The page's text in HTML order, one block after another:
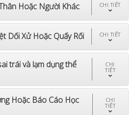
Hoặc Người Khác CHI TIẾT
Dối Xử Hoặc Quấy Rối CHI TIẾT
trái và lạm dụng thể
CHI
TIẾT
Hoặc Báo Cáo Học
CHI
TIẾT